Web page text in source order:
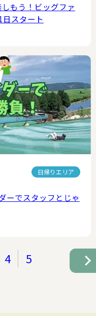
もう！ビッグファ
スタート
日帰りエリア
ーでスタッフとじゃ
4 5